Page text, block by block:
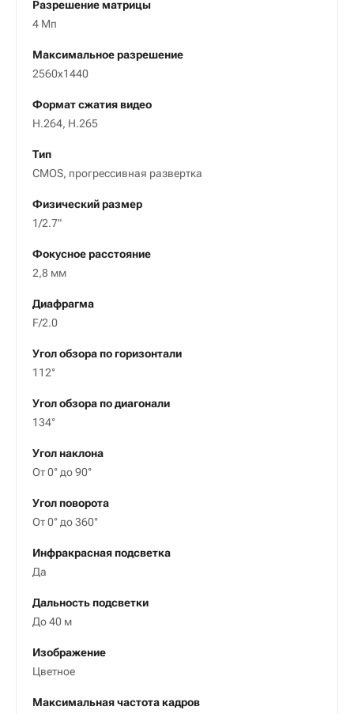
Разрешение матрицы
4 Mп
Максимальное разрешение
2560х1440
Формат сжатия видео
H.264, H.265
Тип
CMOS, прогрессивная развертка
Физический размер
1/2.7"
Фокусное расстояние
2,8 мм
Диафрагма
F/2.0
Угол обзора по горизонтали
112°
Угол обзора по диагонали
134°
Угол наклона
От 0° до 90°
Угол поворота
От 0° до 360°
Инфракрасная подсветка
Да
Дальность подсветки
До 40 м
Изображение
Цветное
Максимальная частота кадров